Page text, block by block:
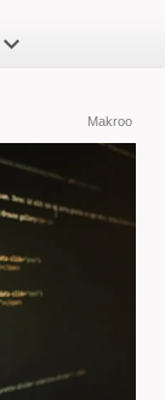
Makroo